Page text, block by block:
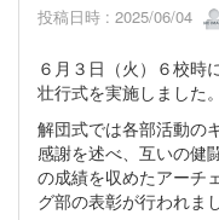
投稿日時 : 2025/06/04
６月３日（火）６校時
壮行式を実施しました。
解団式では各部活動の
感謝を述べ、互いの健
の成績を収めたアーチ
グ部の表彰が行われま